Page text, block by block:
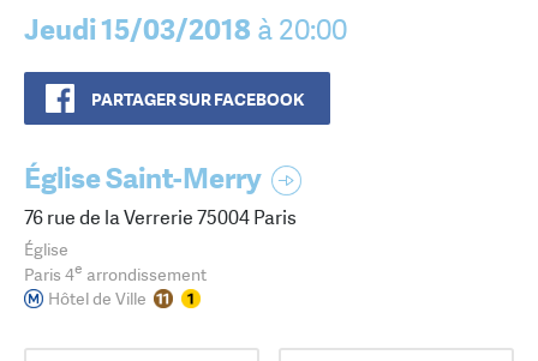
Jeudi 15/03/2018 à 20:00
PARTAGER SUR FACEBOOK
Église Saint-Merry
76 rue de la Verrerie 75004 Paris
Église
Paris 4e arrondissement
Hôtel de Ville